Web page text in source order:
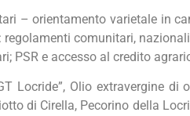
– orientamento varietale in
comunitari,
PSR e accesso al credito
Locride”, Olio extravergine di
di Cirella, Pecorino della